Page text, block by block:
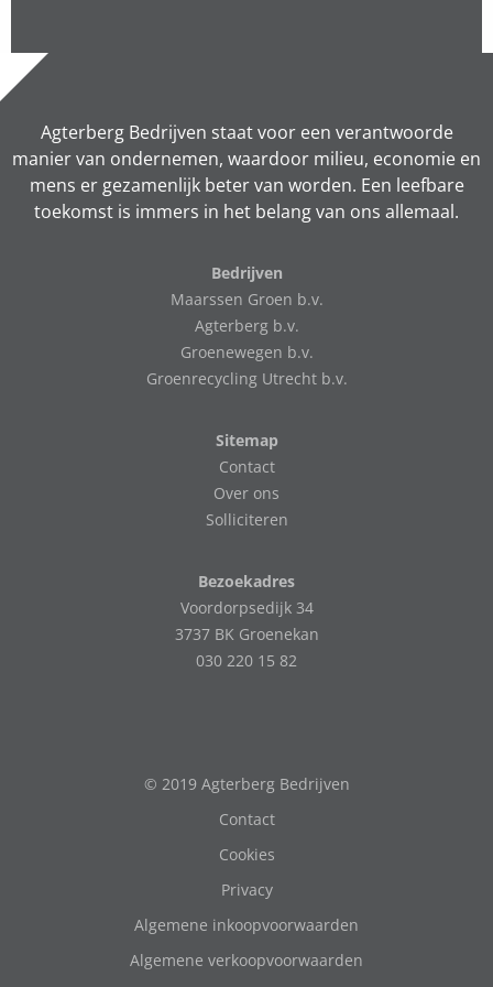
Agterberg Bedrijven staat voor een verantwoorde
manier van ondernemen, waardoor milieu, economie en
mens er gezamenlijk beter van worden. Een leefbare
toekomst is immers in het belang van ons allemaal.
Bedrijven
Maarssen Groen b.v.
Agterberg b.v.
Groenewegen b.v.
Groenrecycling Utrecht b.v.
Sitemap
Contact
Over ons
Solliciteren
Bezoekadres
Voordorpsedijk 34
3737 BK Groenekan
030 220 15 82
© 2019 Agterberg Bedrijven
Contact
Cookies
Privacy
Algemene inkoopvoorwaarden
Algemene verkoopvoorwaarden